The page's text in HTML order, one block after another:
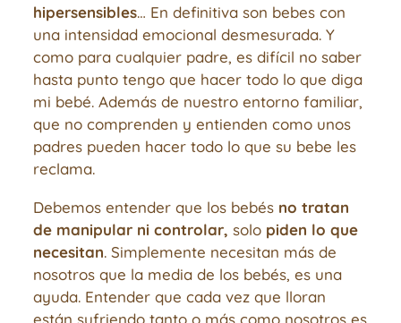
hipersensibles… En definitiva son bebes con
una intensidad emocional desmesurada. Y
como para cualquier padre, es difícil no saber
hasta punto tengo que hacer todo lo que diga
mi bebé. Además de nuestro entorno familiar,
que no comprenden y entienden como unos
padres pueden hacer todo lo que su bebe les
reclama.
Debemos entender que los bebés no tratan
de manipular ni controlar, solo piden lo que
necesitan. Simplemente necesitan más de
nosotros que la media de los bebés, es una
ayuda. Entender que cada vez que lloran
están sufriendo tanto o más como nosotros es